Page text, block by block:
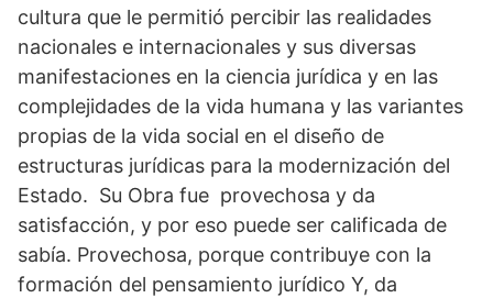
cultura que le permitió percibir las realidades
nacionales e internacionales y sus diversas
manifestaciones en la ciencia jurídica y en las
complejidades de la vida humana y las variantes
propias de la vida social en el diseño de
estructuras jurídicas para la modernización del
Estado. Su Obra fue provechosa y da
satisfacción, y por eso puede ser calificada de
sabía. Provechosa, porque contribuye con la
formación del pensamiento jurídico Y, da